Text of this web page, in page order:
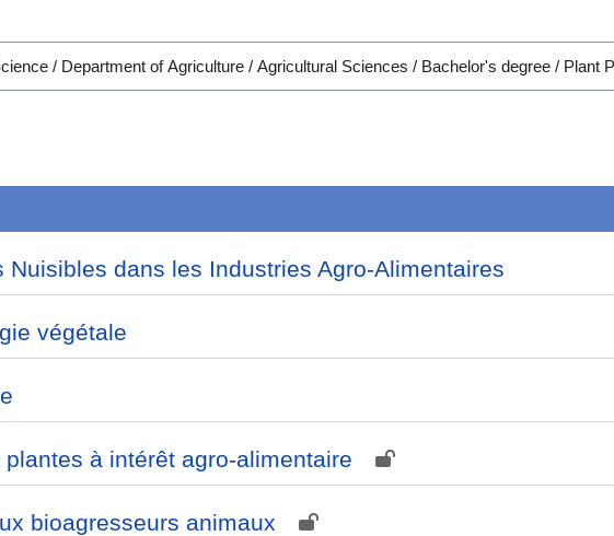
Nuisibles dans les Industries Agro-Alimentaires
végétale
à intérêt agro-alimentaire
bioagresseurs animaux